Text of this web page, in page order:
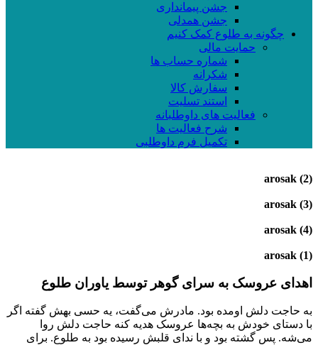
جشن پیمانداری
جشن همدلی
چگونه به طلوع کمک کنیم
حمایت مالی
شماره حساب ها
شکرانه
سفارش کالا
استند تسلیت
فعالیت های داوطلبانه
شرح فعالیت ها
تکمیل فرم داوطلبی
arosak (2)
arosak (3)
arosak (4)
arosak (1)
اهدای عروسک به سرای گوهر توسط یاوران طلوع
به حاجت دلش اومده بود. مادرش می‌گفت، یه حسی بهش گفته اگر
با دستای خودش به بچه‌ها عروسک هدیه کنه حاجت دلش روا
می‌شه. پس گشته بود و با ندای قلبش رسیده بود به طلوع. برای